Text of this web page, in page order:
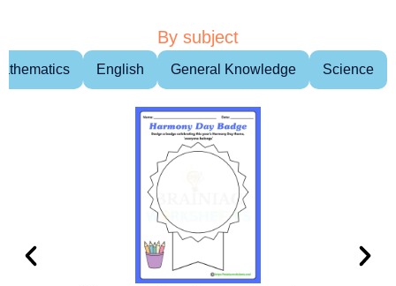
By subject
English General Knowledge Science